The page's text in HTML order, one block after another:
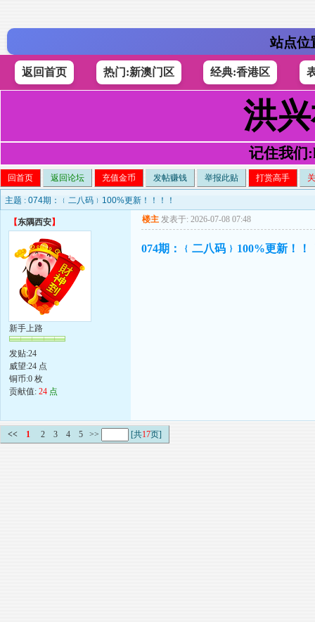
站点位
返回首页 热门:新澳门区 经典:香港区
洪
记住我们
回首页 返回论坛 充值金币 发帖赚钱 举报此贴 打赏高手
主题 : 074期：﹛二八码﹜100%更新！！！！
【东隅西安】
新手上路
发贴:24
威望:24 点
铜币:0 枚
贡献值: 24 点
楼主 发表于: 2026-07-08 07:48
074期：﹛二八码﹜100%更新！！
<< 1 2 3 4 5 >> [共17页]